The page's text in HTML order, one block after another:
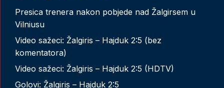
Presica trenera nakon pobjede nad Žalgirsem u
Vilniusu
Video sažeci: Žalgiris – Hajduk 2:5 (bez
komentatora)
Video sažeci: Žalgiris – Hajduk 2:5 (HDTV)
Golovi: Žalgiris – Hajduk 2:5